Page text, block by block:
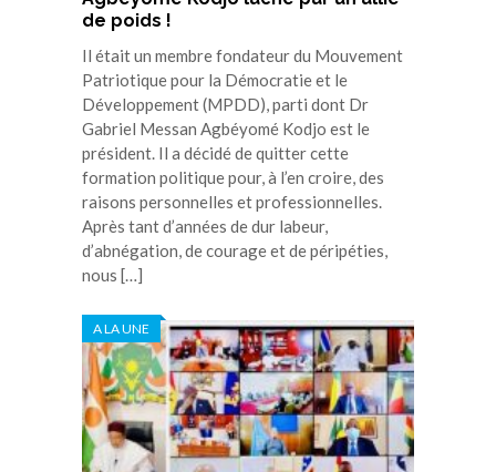
de poids !
Il était un membre fondateur du Mouvement
Patriotique pour la Démocratie et le
Développement (MPDD), parti dont Dr
Gabriel Messan Agbéyomé Kodjo est le
président. Il a décidé de quitter cette
formation politique pour, à l’en croire, des
raisons personnelles et professionnelles.
Après tant d’années de dur labeur,
d’abnégation, de courage et de péripéties,
nous […]
A LA UNE